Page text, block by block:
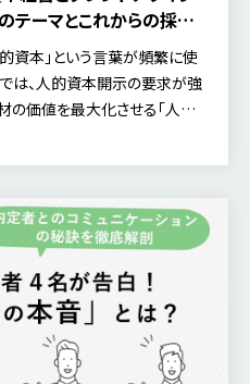
ーマとこれからの採用
資本」という言葉が頻繁に使
は、人的資本開示の要求が強
の価値を最大化させる「人的
人材戦略や人材採用がどのよ
産学連携教授 岩本 隆氏を講
の人的資本経営と人材戦略